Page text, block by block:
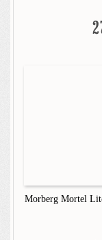
Morberg Mortel